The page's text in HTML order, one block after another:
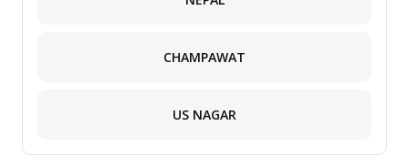
CHAMPAWAT
US NAGAR